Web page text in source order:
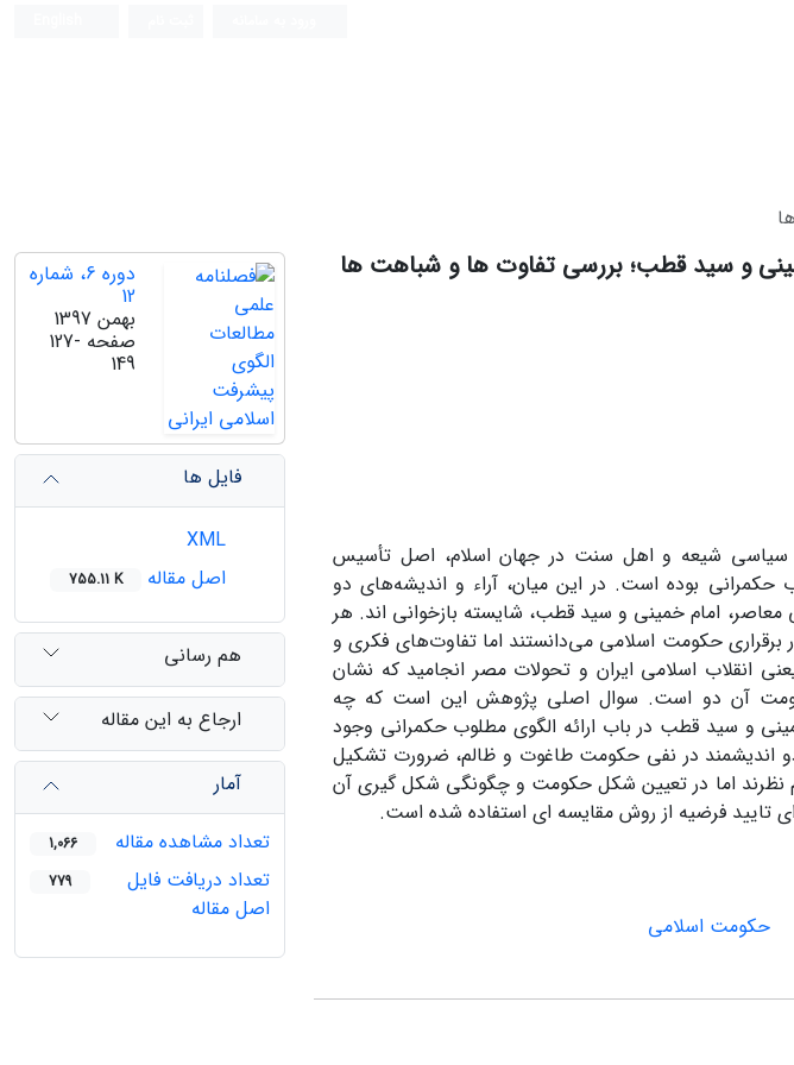
و سید قطب؛ بررسی تفاوت ها و شباهت ها
سیاسی شیعه و اهل سنت در جهان اسلام، اصل تأسیس
بوده است. در این میان، آراء و اندیشه‌های دو
امام خمینی و سید قطب، شایسته بازخوانی اند. هر
برقراری حکومت اسلامی می‌دانستند اما تفاوت‌های فکری و
انقلاب اسلامی ایران و تحولات مصر انجامید که نشان
آن دو است. سوال اصلی پژوهش این است که چه
و سید قطب در باب ارائه الگوی مطلوب حکمرانی وجود
اندیشمند در نفی حکومت طاغوت و ظالم، ضرورت تشکیل
اما در تعیین شکل حکومت و چگونگی شکل گیری آن
تایید فرضیه از روش مقایسه ای استفاده شده است.
حکومت اسلامی
دوره 6، شماره
12
بهمن 1397
صفحه 127-
149
فایل ها
اصل مقاله
755.11 K
هم رسانی
ارجاع به این مقاله
آمار
تعداد مشاهده مقاله
1,066
تعداد دریافت فایل
اصل مقاله
779